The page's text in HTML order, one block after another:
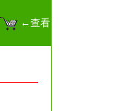
←查看